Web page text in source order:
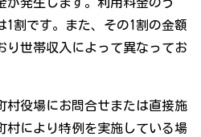
が発生します。利用料金のう
1割です。また、その1割の金額
り世帯収入によって異なってお
村役場にお問合せまたは直接施
により特例を実施している場